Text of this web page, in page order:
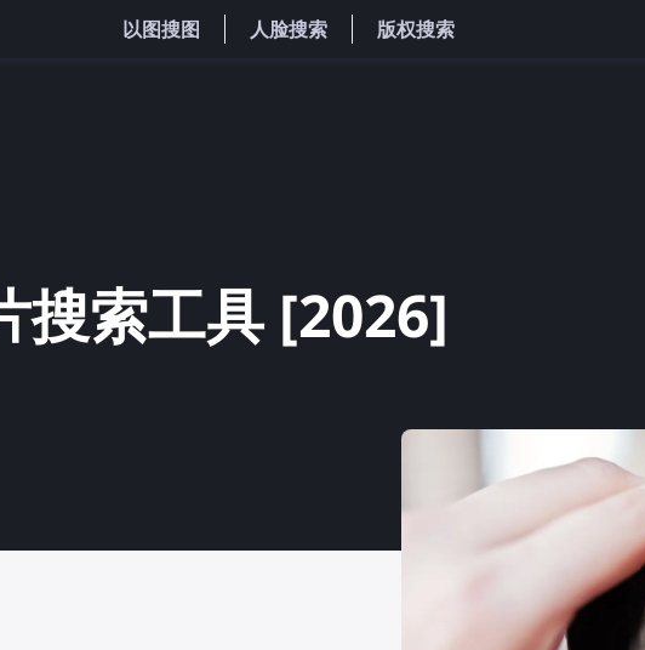
以图搜图 人脸搜索 版权搜索
搜索工具 [2026]